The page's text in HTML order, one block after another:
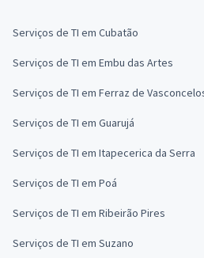
Serviços de TI em Cubatão
Serviços de TI em Embu das Artes
Serviços de TI em Ferraz de
Serviços de TI em Guarujá
Serviços de TI em Itapecerica da Serra
Serviços de TI em Poá
Serviços de TI em Ribeirão Pires
Serviços de TI em Suzano